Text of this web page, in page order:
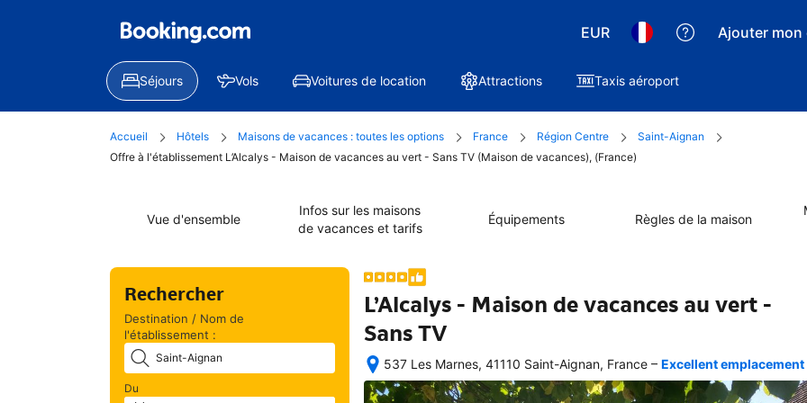
EUR Ajouter
Séjours Vols Voitures de location Attractions Taxis aéroport
Accueil Hôtels Maisons de vacances : toutes les options France Région Centre
Saint-Aignan
Offre à l'établissement L’Alcalys - Maison de vacances au vert - Sans TV (Maison de vacances), (France)
Vue d'ensemble
Infos sur les maisons
de vacances et tarifs
Équipements Règles de la maison
Rechercher
Destination / Nom de
l'établissement :
Du
L’Alcalys - Maison de vacances au vert -
Sans TV
537 Les Marnes, 41110 Saint-Aignan, France
Excellente
– Excellent